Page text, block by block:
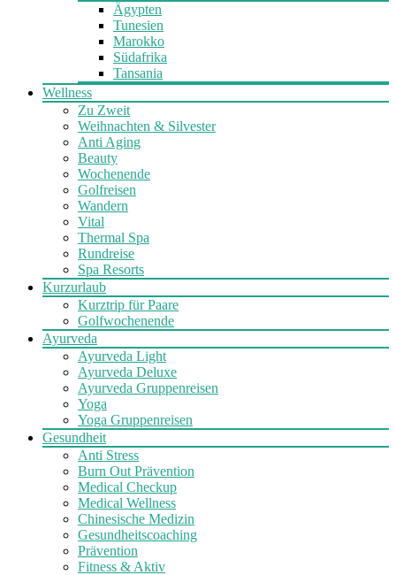
Ägypten
Tunesien
Marokko
Südafrika
Tansania
Wellness
Zu Zweit
Weihnachten & Silvester
Anti Aging
Beauty
Wochenende
Golfreisen
Wandern
Vital
Thermal Spa
Rundreise
Spa Resorts
Kurzurlaub
Kurztrip für Paare
Golfwochenende
Ayurveda
Ayurveda Light
Ayurveda Deluxe
Ayurveda Gruppenreisen
Yoga
Yoga Gruppenreisen
Gesundheit
Anti Stress
Burn Out Prävention
Medical Checkup
Medical Wellness
Chinesische Medizin
Gesundheitscoaching
Prävention
Fitness & Aktiv